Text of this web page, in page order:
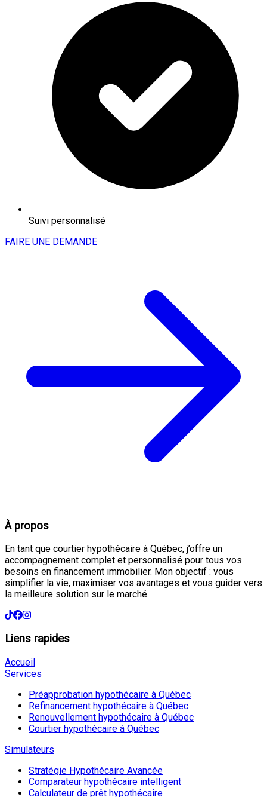
Suivi personnalisé
FAIRE UNE DEMANDE
À propos
En tant que courtier hypothécaire à Québec, j’offre un
accompagnement complet et personnalisé pour tous vos
besoins en financement immobilier. Mon objectif : vous
simplifier la vie, maximiser vos avantages et vous guider vers
la meilleure solution sur le marché.
Liens rapides
Accueil
Services
Préapprobation hypothécaire à Québec
Refinancement hypothécaire à Québec
Renouvellement hypothécaire à Québec
Courtier hypothécaire à Québec
Simulateurs
Stratégie Hypothécaire Avancée
Comparateur hypothécaire intelligent
Calculateur de prêt hypothécaire